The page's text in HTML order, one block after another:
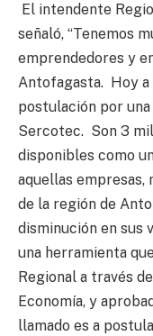
El intendente
señaló, “Tenemos
emprendedores y
Antofagasta. Hoy a
postulación por
Sercotec. Son 3
disponibles como
aquellas
de la región de
disminución en sus
una herramienta
Regional a través
Economía, y
llamado es a